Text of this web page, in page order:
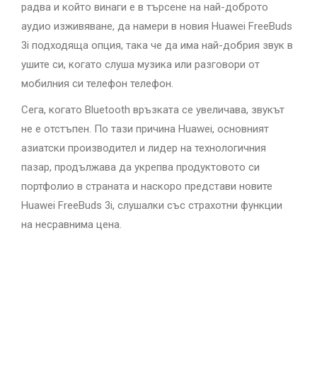
радва и който винаги е в търсене на най-доброто
аудио изживяване, да намери в новия Huawei FreeBuds
3i подходяща опция, така че да има най-добрия звук в
ушите си, когато слуша музика или разговори от
мобилния си телефон телефон.
Сега, когато Bluetooth връзката се увеличава, звукът
не е отстъпен. По тази причина Huawei, основният
азиатски производител и лидер на технологичния
пазар, продължава да укрепва продуктовото си
портфолио в страната и наскоро представи новите
Huawei FreeBuds 3i, слушалки със страхотни функции
на несравнима цена.